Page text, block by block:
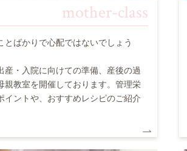
mother-class
ばかりで心配ではないでしょう
産・入院に向けての準備、産後の過
親教室を開催しております。管理栄
イントや、おすすめレシピのご紹介